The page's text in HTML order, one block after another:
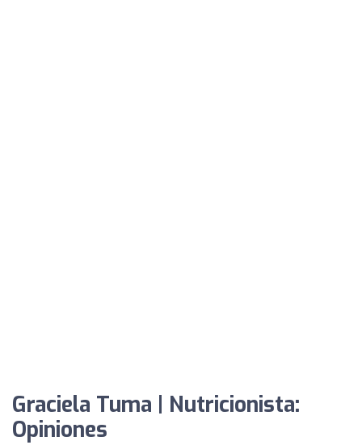
Graciela Tuma | Nutricionista:
Opiniones